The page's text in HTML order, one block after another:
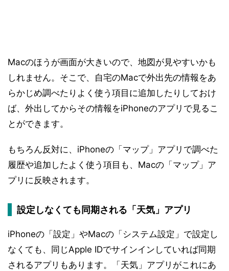
Macのほうが画面が大きいので、地図が見やすいかも
しれません。そこで、自宅のMacで外出先の情報をあ
らかじめ調べたりよく使う項目に追加したりしておけ
ば、外出してからその情報をiPhoneのアプリで見るこ
とができます。
もちろん反対に、iPhoneの「マップ」アプリで調べた
履歴や追加したよく使う項目も、Macの「マップ」ア
プリに反映されます。
設定しなくても同期される「天気」アプリ
iPhoneの「設定」やMacの「システム設定」で設定し
なくても、同じApple IDでサインインしていれば同期
されるアプリもあります。「天気」アプリがこれにあ